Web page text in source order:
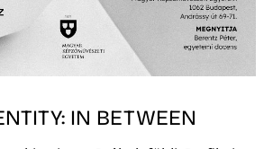
IN BETWEEN